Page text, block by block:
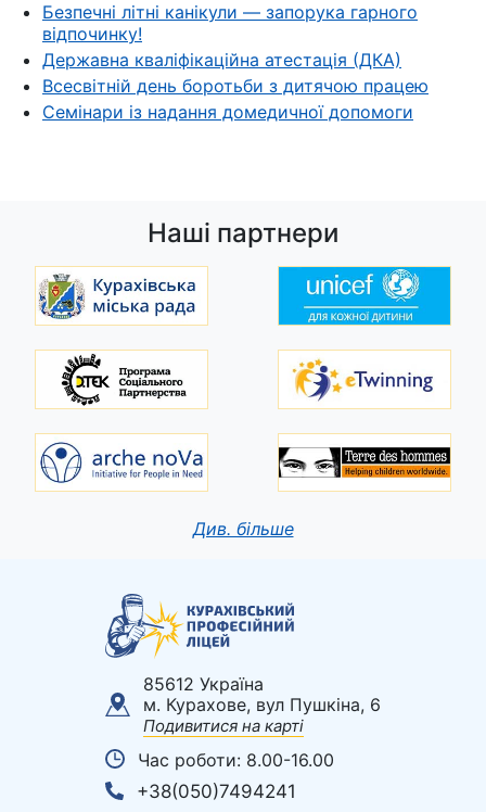
Безпечні літні канікули — запорука гарного
відпочинку!
Державна кваліфікаційна атестація (ДКА)
Всесвітній день боротьби з дитячою працею
Семінари із надання домедичної допомоги
Наші партнери
Див. більше
85612 Україна
м. Курахове, вул Пушкіна, 6
Подивитися на карті
Час роботи: 8.00-16.00
+38(050)7494241